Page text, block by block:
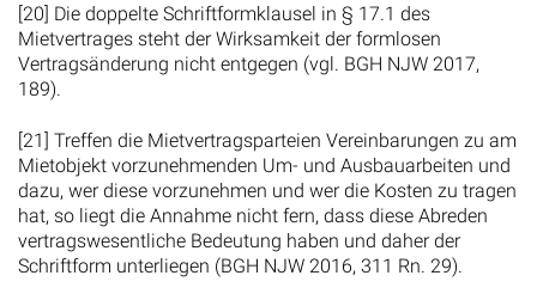
[20] Die doppelte Schriftformklausel in § 17.1 des
Mietvertrages steht der Wirksamkeit der formlosen
Vertragsänderung nicht entgegen (vgl. BGH NJW 2017,
189).
[21] Treffen die Mietvertragsparteien Vereinbarungen zu am
Mietobjekt vorzunehmenden Um- und Ausbauarbeiten und
dazu, wer diese vorzunehmen und wer die Kosten zu tragen
hat, so liegt die Annahme nicht fern, dass diese Abreden
vertragswesentliche Bedeutung haben und daher der
Schriftform unterliegen (BGH NJW 2016, 311 Rn. 29).